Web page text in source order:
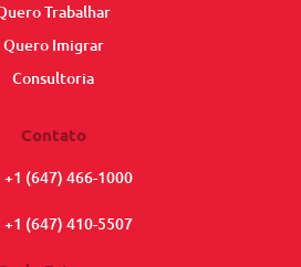
Trabalhar
Quero Imigrar
Consultoria
Contato
+1 (647) 466-1000
+1 (647) 410-5507